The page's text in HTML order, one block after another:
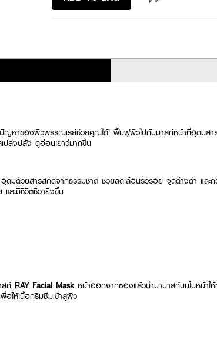
หาของผิวพรรณเรย์ช่วยคุณได้! ฟื้นฟูผิวไปกับมาสก์หน้าที่อุดมสาร
เปล่งปลั่ง ดูอ่อนเยาว์มากขึ้น
ดมด้วยสารสกัดจากธรรมชาติ ช่วยลดเลือนริ้วรอย จุดด่างดำ และ
และมีชีวิตชีวายิ่งขึ้น
สก์ RAY Facial Mask หน้าออกจากซองแล้วนำมามาสก์บนใบหน้า
อให้เนื้อครีมซึมเข้าสู่ผิว